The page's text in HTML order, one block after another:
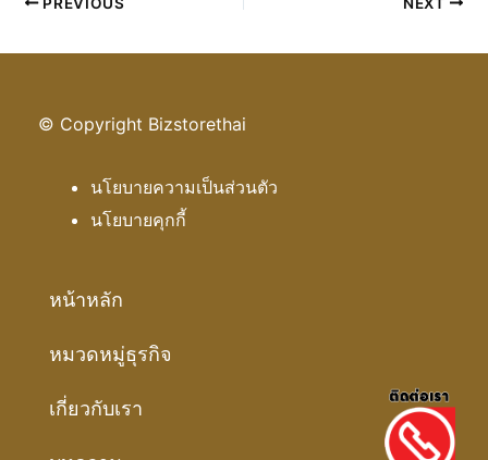
© Copyright Bizstorethai
นโยบายความเป็นส่วนตัว
นโยบายคุกกี้
หน้าหลัก
หมวดหมู่ธุรกิจ
เกี่ยวกับเรา